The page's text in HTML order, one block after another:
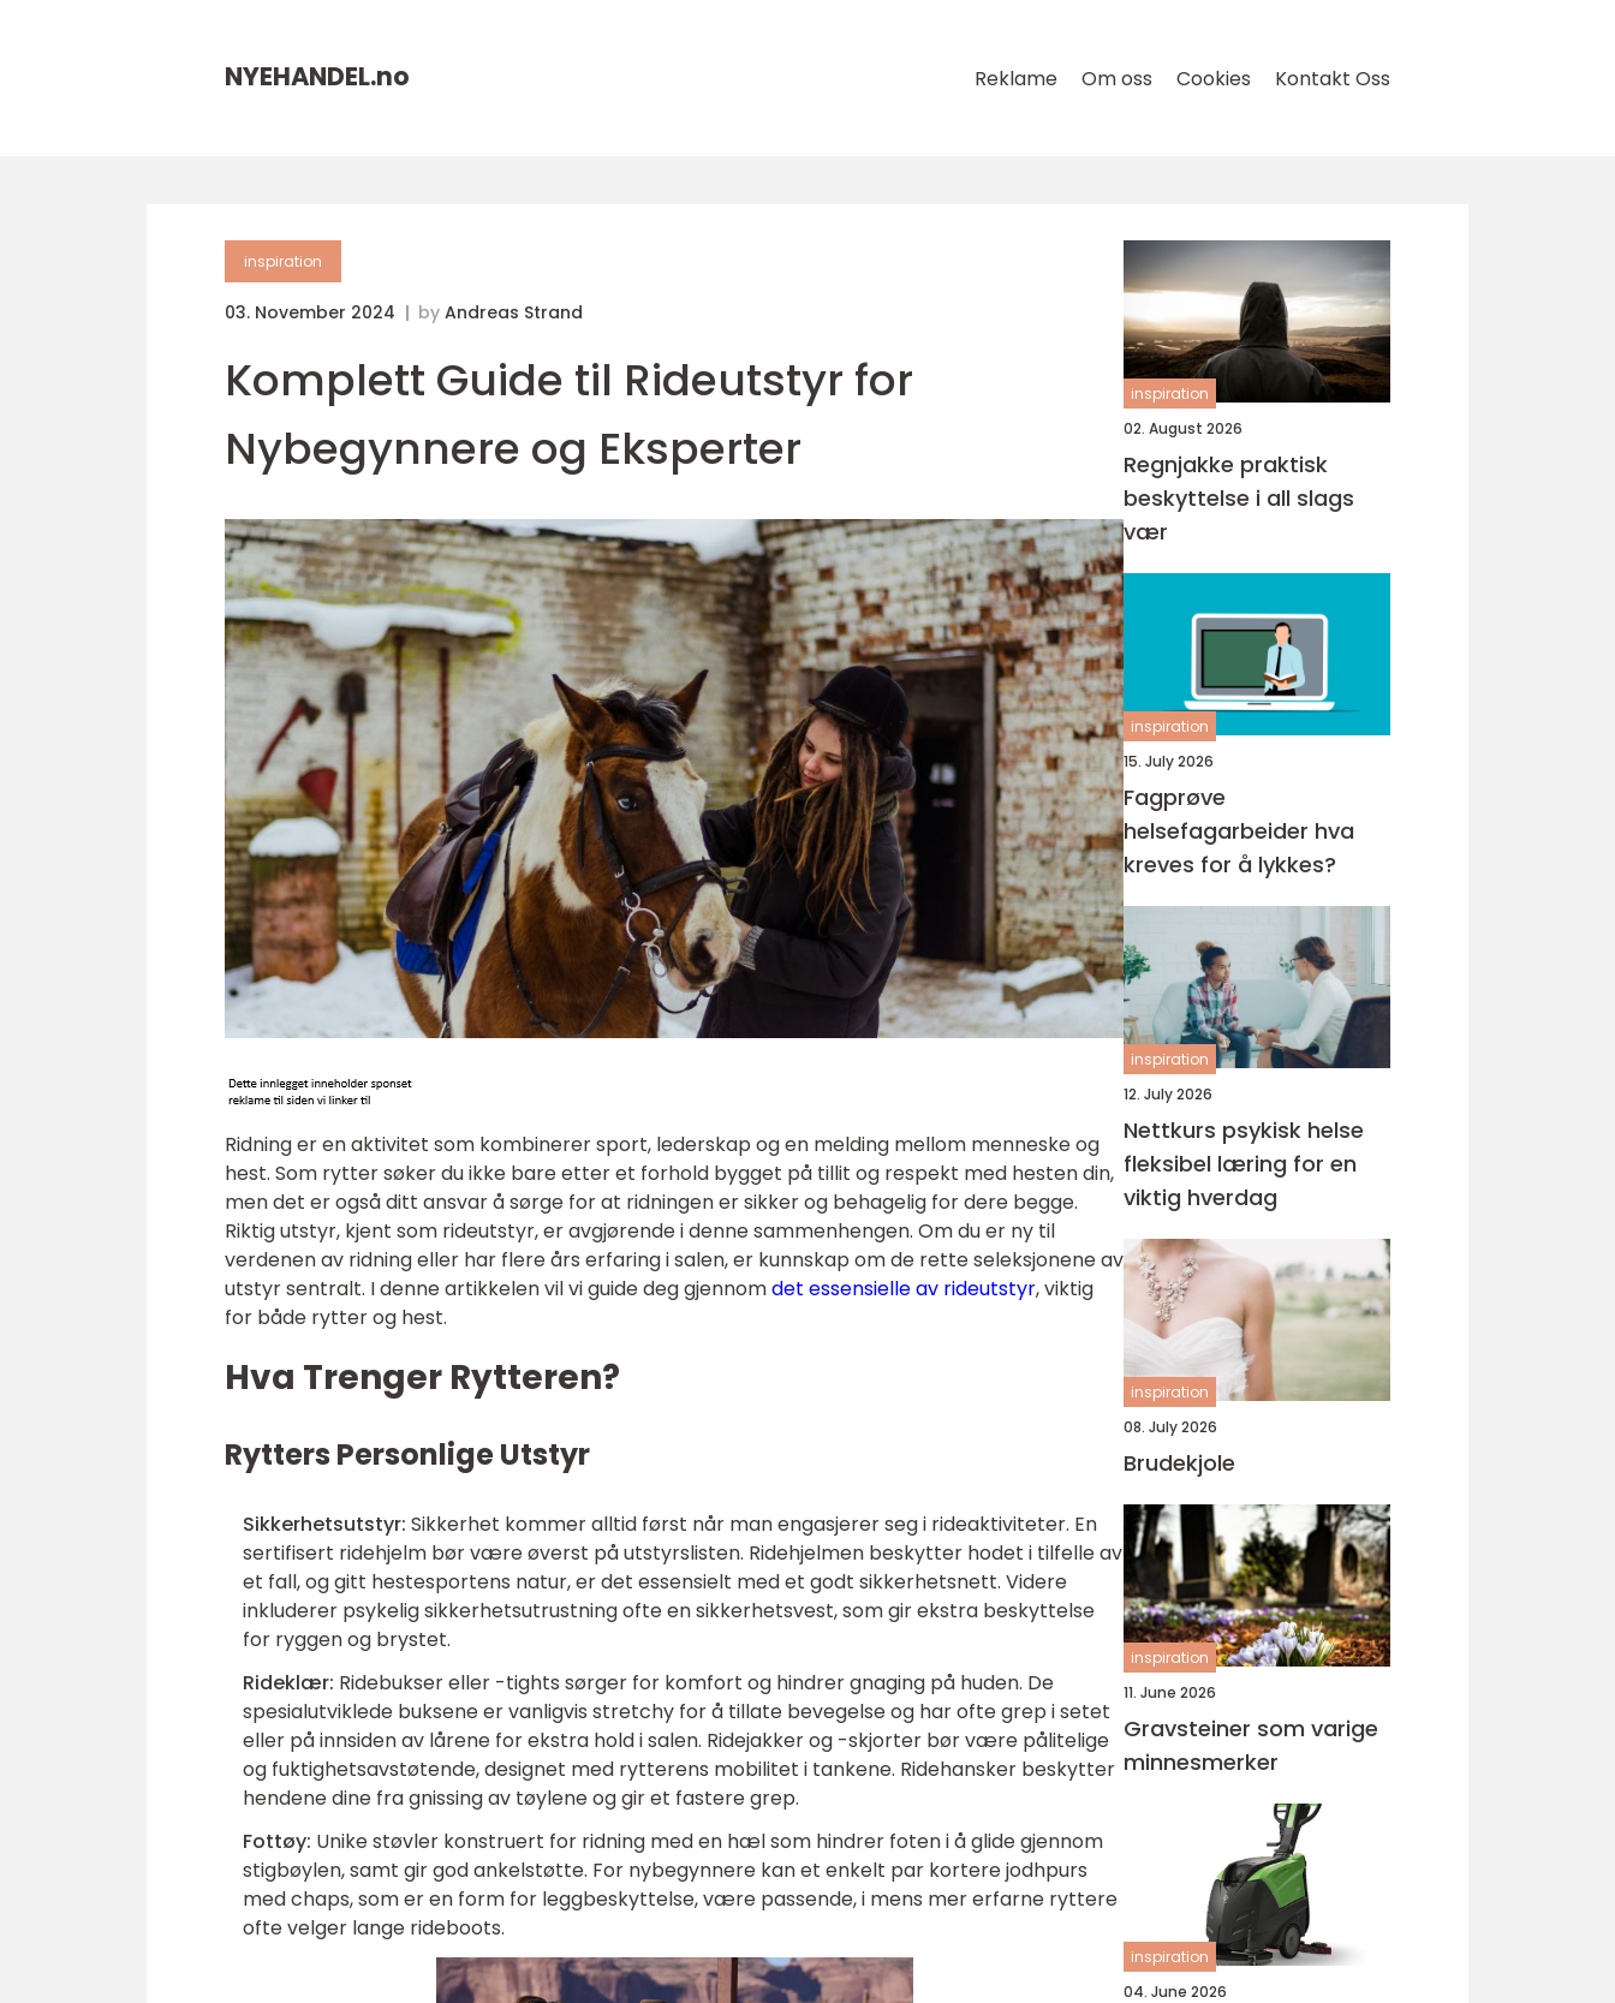
NYEHANDEL.no Reklame Om oss Cookies Kontakt Oss
inspiration
03. November 2024 by Andreas Strand
Komplett Guide til Rideutstyr for
Nybegynnere og Eksperter
Ridning er en aktivitet som kombinerer sport, lederskap og en melding mellom menneske og
hest. Som rytter søker du ikke bare etter et forhold bygget på tillit og respekt med hesten din,
men det er også ditt ansvar å sørge for at ridningen er sikker og behagelig for dere begge.
Riktig utstyr, kjent som rideutstyr, er avgjørende i denne sammenhengen. Om du er ny til
verdenen av ridning eller har flere års erfaring i salen, er kunnskap om de rette seleksjonene av
utstyr sentralt. I denne artikkelen vil vi guide deg gjennomdet essensielle av rideutstyr, viktig
for både rytter og hest.
Hva Trenger Rytteren?
Rytters Personlige Utstyr
Sikkerhetsutstyr: Sikkerhet kommer alltid først når man engasjerer seg i rideaktiviteter. En
sertifisert ridehjelm bør være øverst på utstyrslisten. Ridehjelmen beskytter hodet i tilfelle av
et fall, og gitt hestesportens natur, er det essensielt med et godt sikkerhetsnett. Videre
inkluderer psykelig sikkerhetsutrustning ofte en sikkerhetsvest, som gir ekstra beskyttelse
for ryggen og brystet.
Rideklær: Ridebukser eller -tights sørger for komfort og hindrer gnaging på huden. De
spesialutviklede buksene er vanligvis stretchy for å tillate bevegelse og har ofte grep i setet
eller på innsiden av lårene for ekstra hold i salen. Ridejakker og -skjorter bør være pålitelige
og fuktighetsavstøtende, designet med rytterens mobilitet i tankene. Ridehansker beskytter
hendene dine fra gnissing av tøylene og gir et fastere grep.
Fottøy: Unike støvler konstruert for ridning med en hæl som hindrer foten i å glide gjennom
stigbøylen, samt gir god ankelstøtte. For nybegynnere kan et enkelt par kortere jodhpurs
med chaps, som er en form for leggbeskyttelse, være passende, i mens mer erfarne ryttere
ofte velger lange rideboots.
inspiration
02. August 2026
Regnjakke praktisk
beskyttelse i all slags
vær
inspiration
15. July 2026
Fagprøve
helsefagarbeider hva
kreves for å lykkes?
inspiration
12. July 2026
Nettkurs psykisk helse
fleksibel læring for en
viktig hverdag
inspiration
08. July 2026
Brudekjole
inspiration
11. June 2026
Gravsteiner som varige
minnesmerker
inspiration
04. June 2026